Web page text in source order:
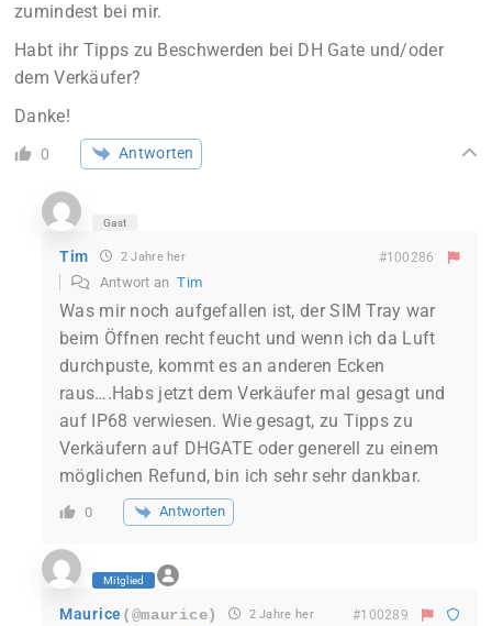
zumindest bei mir.
Habt ihr Tipps zu Beschwerden bei DH Gate und/oder
dem Verkäufer?
Danke!
0 Antworten
Gast
Tim 2 Jahre her #100286
Antwort anTim
Was mir noch aufgefallen ist, der SIM Tray war
beim Öffnen recht feucht und wenn ich da Luft
durchpuste, kommt es an anderen Ecken
raus….Habs jetzt dem Verkäufer mal gesagt und
auf IP68 verwiesen. Wie gesagt, zu Tipps zu
Verkäufern auf DHGATE oder generell zu einem
möglichen Refund, bin ich sehr sehr dankbar.
0 Antworten
Mitglied
Maurice(@maurice) 2 Jahre her #100289